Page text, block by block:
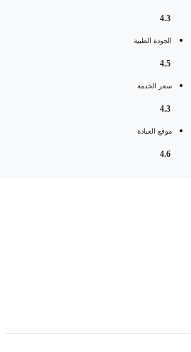
الجودة الطبية
سعر الخدمة
موقع العيادة